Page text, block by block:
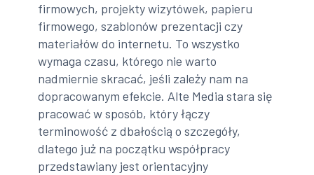
firmowych, projekty wizytówek, papieru
firmowego, szablonów prezentacji czy
materiałów do internetu. To wszystko
wymaga czasu, którego nie warto
nadmiernie skracać, jeśli zależy nam na
dopracowanym efekcie. Alte Media stara się
pracować w sposób, który łączy
terminowość z dbałością o szczegóły,
dlatego już na początku współpracy
przedstawiany jest orientacyjny